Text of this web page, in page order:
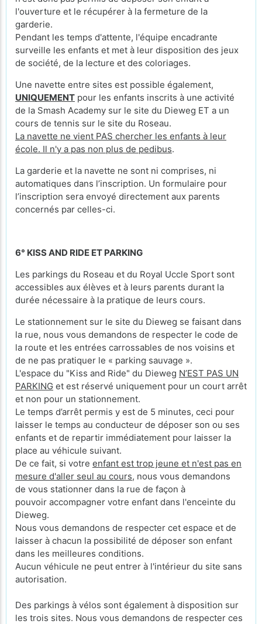
l'ouverture et le récupérer à la fermeture de la
garderie.
Pendant les temps d'attente, l'équipe encadrante
surveille les enfants et met à leur disposition des jeux
de société, de la lecture et des coloriages.
Une navette entre sites est possible également,
UNIQUEMENT pour les enfants inscrits à une activité
de la Smash Academy sur le site du Dieweg ET a un
cours de tennis sur le site du Roseau.
La navette ne vient PAS chercher les enfants à leur
école. Il n'y a pas non plus de pedibus.
La garderie et la navette ne sont ni comprises, ni
automatiques dans l’inscription. Un formulaire pour
l’inscription sera envoyé directement aux parents
concernés par celles-ci.
6° KISS AND RIDE ET PARKING
Les parkings du Roseau et du Royal Uccle Sport sont
accessibles aux élèves et à leurs parents durant la
durée nécessaire à la pratique de leurs cours.
Le stationnement sur le site du Dieweg se faisant dans
la rue, nous vous demandons de respecter le code de
la route et les entrées carrossables de nos voisins et
de ne pas pratiquer le « parking sauvage ».
L'espace du "Kiss and Ride" du Dieweg N’EST PAS UN
PARKING et est réservé uniquement pour un court arrêt
et non pour un stationnement.
Le temps d’arrêt permis y est de 5 minutes, ceci pour
laisser le temps au conducteur de déposer son ou ses
enfants et de repartir immédiatement pour laisser la
place au véhicule suivant.
De ce fait, si votre enfant est trop jeune et n'est pas en
mesure d'aller seul au cours, nous vous demandons
de vous stationner dans la rue de façon à
pouvoir accompagner votre enfant dans l'enceinte du
Dieweg.
Nous vous demandons de respecter cet espace et de
laisser à chacun la possibilité de déposer son enfant
dans les meilleures conditions.
Aucun véhicule ne peut entrer à l'intérieur du site sans
autorisation.
Des parkings à vélos sont également à disposition sur
les trois sites. Nous vous demandons de respecter ces